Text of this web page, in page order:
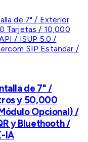
de 7" /
y 50,000
Opcional) /
y Bluethooth /
IA